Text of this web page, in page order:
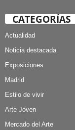
CATEGORÍAS
Actualidad
Noticia destacada
Exposiciones
Madrid
Estilo de vivir
Arte Joven
Mercado del Arte